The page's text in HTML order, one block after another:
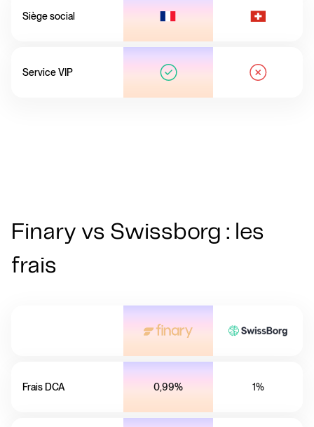
Siège social
Service VIP
Finary vs Swissborg : les
frais
Frais DCA 0,99% 1%